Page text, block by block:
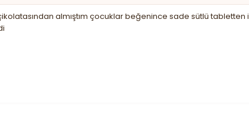
almıştım çocuklar beğenince sade sütlü